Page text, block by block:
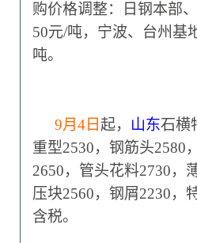
购价格调整：日钢本部
50元/吨，宁波、台州基
吨。
9月4日 起， 山东石横
重型2530，钢筋头2580
2650，管头花料2730，
压块2560，钢屑2230，
含税。